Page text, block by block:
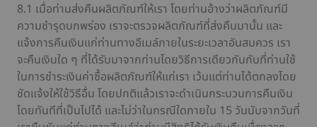
8.1 เมื่อท่านส่งคืนผลิตภัณฑ์ให้เรา โดยท่านอ้างว่าผลิตภัณฑ์มี
ความชำรุดบกพร่อง เราจะตรวจผลิตภัณฑ์ที่ส่งคืนมานั้น และ
แจ้งการคืนเงินแก่ท่านทางอีเมล์ภายในระยะเวลาอันสมควร เรา
จะคืนเงินใด ๆ ที่ได้รับมาจากท่านโดยวิธีการเดียวกันกับที่ท่านใช้
ในการชำระเงินค่าซื้อผลิตภัณฑ์ให้แก่เรา เว้นแต่ท่านได้ตกลงโดย
ชัดแจ้งให้ใช้วิธีอื่น โดยปกติแล้วเราจะดำเนินกระบวนการคืนเงิน
โดยทันทีที่เป็นไปได้ และไม่ว่าในกรณีใดภายใน 15 วันนับจากวันที่